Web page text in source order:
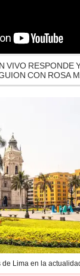
VIVO RESPONDE
CON ROSA
de Lima en la